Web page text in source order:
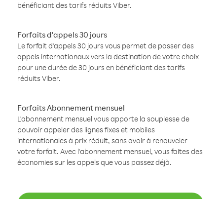
bénéficiant des tarifs réduits Viber.
Forfaits d'appels 30 jours
Le forfait d'appels 30 jours vous permet de passer des
appels internationaux vers la destination de votre choix
pour une durée de 30 jours en bénéficiant des tarifs
réduits Viber.
Forfaits Abonnement mensuel
L'abonnement mensuel vous apporte la souplesse de
pouvoir appeler des lignes fixes et mobiles
internationales à prix réduit, sans avoir à renouveler
votre forfait. Avec l'abonnement mensuel, vous faites des
économies sur les appels que vous passez déjà.